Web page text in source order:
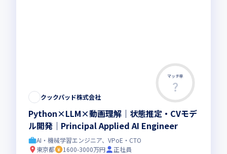
マッチ率
クックパッド株式会社
Python×LLM×動画理解｜状態推定・CVモデ
ル開発｜Principal Applied AI Engineer
AI・機械学習エンジニア、VPoE・CTO
東京都
1600-3000万円
正社員